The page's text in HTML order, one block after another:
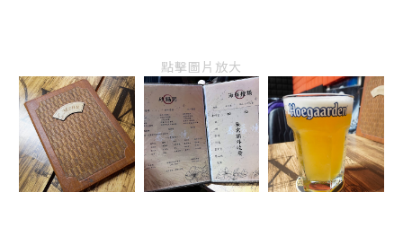
點擊圖片放大